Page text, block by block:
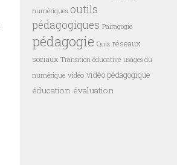
numériques outils
pédagogiques Pairagogie
pédagogie Quiz réseaux
sociaux Transition éducative usages du
numérique vidéo vidéo pédagogique
éducation évaluation